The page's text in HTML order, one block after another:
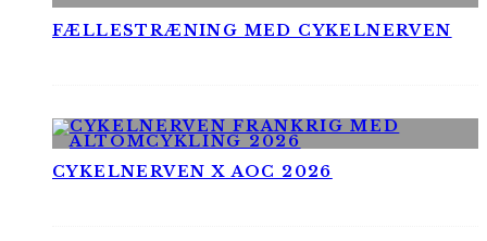
FÆLLESTRÆNING MED CYKELNERVEN
CYKELNERVEN X AOC 2026